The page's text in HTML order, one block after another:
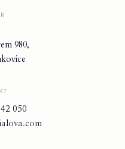
980,
050